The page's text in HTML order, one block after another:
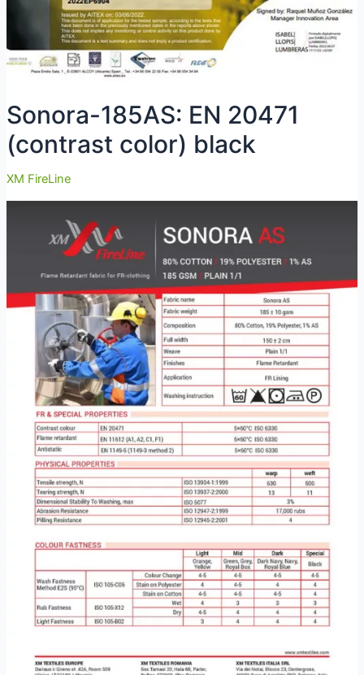
Sonora-185AS: EN 20471
(contrast color) black
XM FireLine